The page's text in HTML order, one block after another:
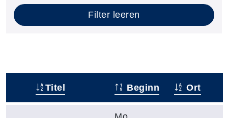
Filter leeren
Titel Beginn Ort